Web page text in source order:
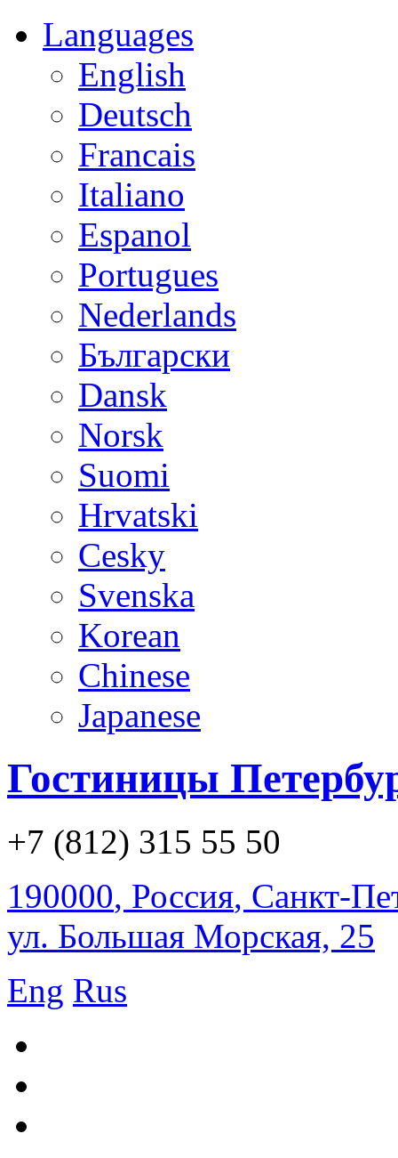
Languages
English
Deutsch
Francais
Italiano
Espanol
Portugues
Nederlands
Български
Dansk
Norsk
Suomi
Hrvatski
Cesky
Svenska
Korean
Chinese
Japanese
Гостиницы
+7 (812) 315 55 50
190000, Россия, Санкт-
ул. Большая Морская, 25
Eng Rus